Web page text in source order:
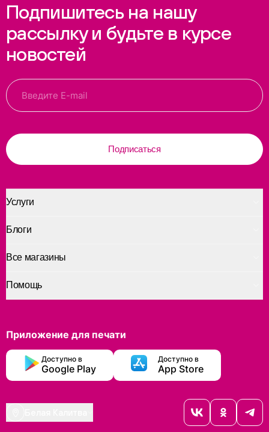
Подпишитесь на нашу
рассылку и будьте в курсе
новостей
Подписаться
Услуги
Помощь
Блоги
Все магазины
Приложение для печати
Доступно в
Google Play
Доступно в
App Store